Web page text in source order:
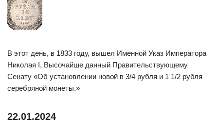
В этот день, в 1833 году, вышел Именной Указ Императора
Николая I, Высочайше данный Правительствующему
Сенату «Об установлении новой в 3/4 рубля и 1 1/2 рубля
серебряной монеты.»
22.01.2024